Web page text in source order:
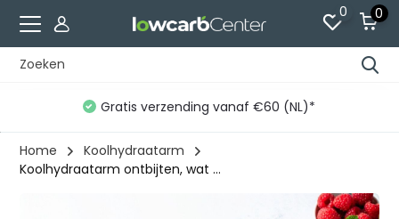
0 0
Gratis verzending vanaf €60 (NL)*
Home
Koolhydraatarm
Koolhydraatarm ontbijten, wat ...